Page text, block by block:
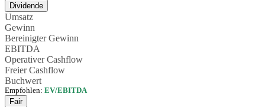
Dividende
Umsatz
Gewinn
Bereinigter Gewinn
EBITDA
Operativer Cashflow
Freier Cashflow
Buchwert
Empfohlen: EV/EBITDA
Fair